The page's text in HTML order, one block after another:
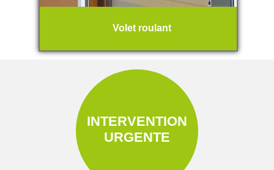
Volet roulant
INTERVENTION
URGENTE